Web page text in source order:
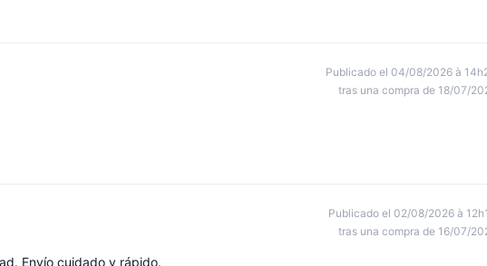
Publicado el 04/08/2026 à
tras una compra de 18/07/
Publicado el 02/08/2026 à
tras una compra de 16/07/
Envío cuidado y rápido.